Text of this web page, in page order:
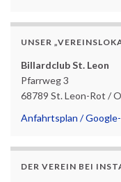
UNSER
Billardclub St. Leon
Pfarrweg 3
68789 St. Leon-Rot /
Anfahrtsplan /
DER VEREIN BEI